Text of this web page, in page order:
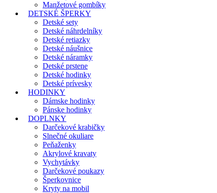
Manžetové gombíky
DETSKÉ ŠPERKY
Detské sety
Detské náhrdelníky
Detské retiazky
Detské náušnice
Detské náramky
Detské prstene
Detské hodinky
Detské prívesky
HODINKY
Dámske hodinky
Pánske hodinky
DOPLNKY
Darčekové krabičky
Slnečné okuliare
Peňaženky
Akrylové kravaty
Vychytávky
Darčekové poukazy
Šperkovnice
Kryty na mobil